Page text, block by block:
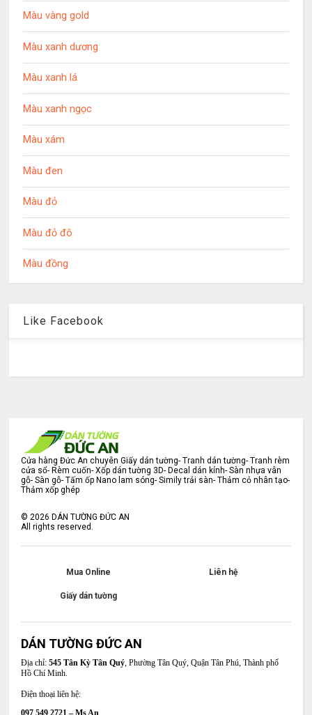
Màu vàng gold
Màu xanh dương
Màu xanh lá
Màu xanh ngọc
Màu xám
Màu đen
Màu đỏ
Màu đỏ đô
Màu đồng
Like Facebook
Cửa hàng Đức An chuyên Giấy dán tường- Tranh dán tường- Tranh rèm
cửa sổ- Rèm cuốn- Xốp dán tường 3D- Decal dán kính- Sàn nhựa vân
gỗ- Sàn gỗ- Tấm ốp Nano lam sóng- Simily trải sàn- Thảm cỏ nhân tạo-
Thảm xốp ghép
©2026 DÁN TƯỜNG ĐỨC AN
All rights reserved.
Mua Online Liên hệ
Giấy dán tường
DÁN TƯỜNG ĐỨC AN
Địa chỉ: 545 Tân Kỳ Tân Quý, Phường Tân Quý, Quận Tân Phú, Thành phố
Hồ Chí Minh.
Điện thoại liên hệ:
097 549 2721 – Ms An